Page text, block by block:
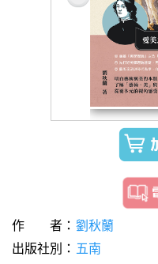
作 者： 劉秋蘭
出版社別： 五南